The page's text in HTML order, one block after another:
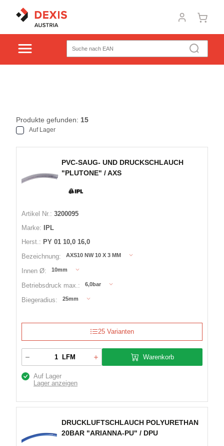
Produkte gefunden: 15
Auf Lager
PVC-SAUG- UND DRUCKSCHLAUCH
"PLUTONE" / AXS
Artikel Nr.: 3200095
Marke:
IPL
Herst.: PY 01 10,0 16,0
Bezeichnung:
AXS10 NW 10 X 3 MM
Innen Ø: 10mm
Betriebsdruck max.: 6,0bar
Biegeradius: 25mm
25 Varianten
LFM Warenkorb
Auf Lager
Lager anzeigen
DRUCKLUFTSCHLAUCH POLYURETHAN
20BAR "ARIANNA-PU" / DPU